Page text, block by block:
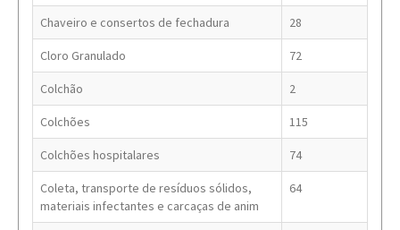
Chaveiro e consertos de fechadura 28
Cloro Granulado 72
Colchão 2
Colchões 115
Colchões hospitalares 74
Coleta, transporte de resíduos sólidos,
materiais infectantes e carcaças de anim
64